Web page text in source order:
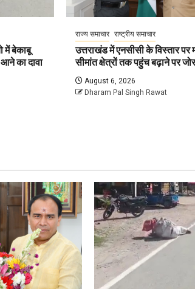
में बेकाबू
का दावा
राज्य समाचार राष्ट्रीय समाचार
उत्तराखंड में एनसीसी के विस्तार
सीमांत क्षेत्रों तक पहुंच बढ़ाने पर
August 6, 2026
Dharam Pal Singh Rawat